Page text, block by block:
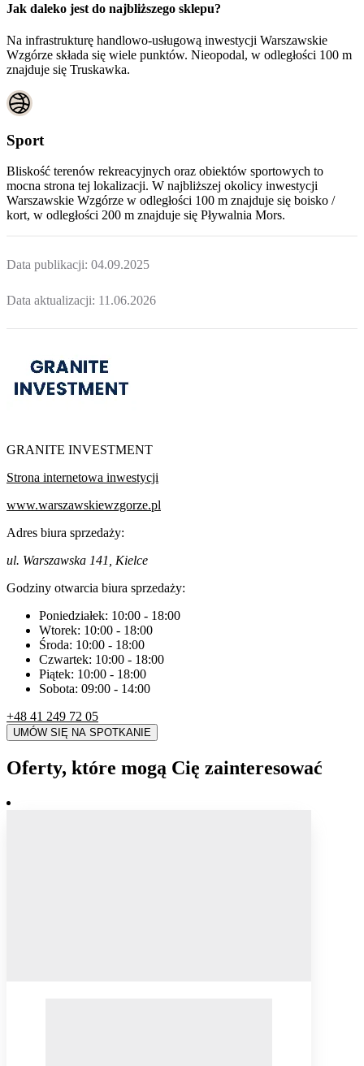
Jak daleko jest do najbliższego sklepu?
Na infrastrukturę handlowo-usługową inwestycji Warszawskie
Wzgórze składa się wiele punktów. Nieopodal, w odległości 100 m
znajduje się Truskawka.
Sport
Bliskość terenów rekreacyjnych oraz obiektów sportowych to
mocna strona tej lokalizacji. W najbliższej okolicy inwestycji
Warszawskie Wzgórze w odległości 100 m znajduje się boisko /
kort, w odległości 200 m znajduje się Pływalnia Mors.
Data publikacji: 04.09.2025
Data aktualizacji: 11.06.2026
GRANITE INVESTMENT
Strona internetowa inwestycji
www.warszawskiewzgorze.pl
Adres biura sprzedaży:
ul. Warszawska 141, Kielce
Godziny otwarcia biura sprzedaży:
Poniedziałek: 10:00 - 18:00
Wtorek: 10:00 - 18:00
Środa: 10:00 - 18:00
Czwartek: 10:00 - 18:00
Piątek: 10:00 - 18:00
Sobota: 09:00 - 14:00
+48 41 249 72 05
UMÓW SIĘ NA SPOTKANIE
Oferty, które mogą Cię zainteresować